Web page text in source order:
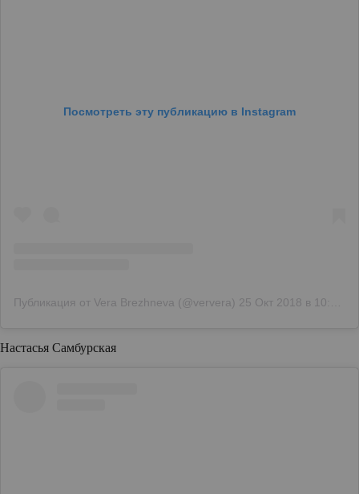
Посмотреть эту публикацию в Instagram
Публикация от Vera Brezhneva (@ververa) 25 Окт 2018 в 10:56 PDT
Настасья Самбурская